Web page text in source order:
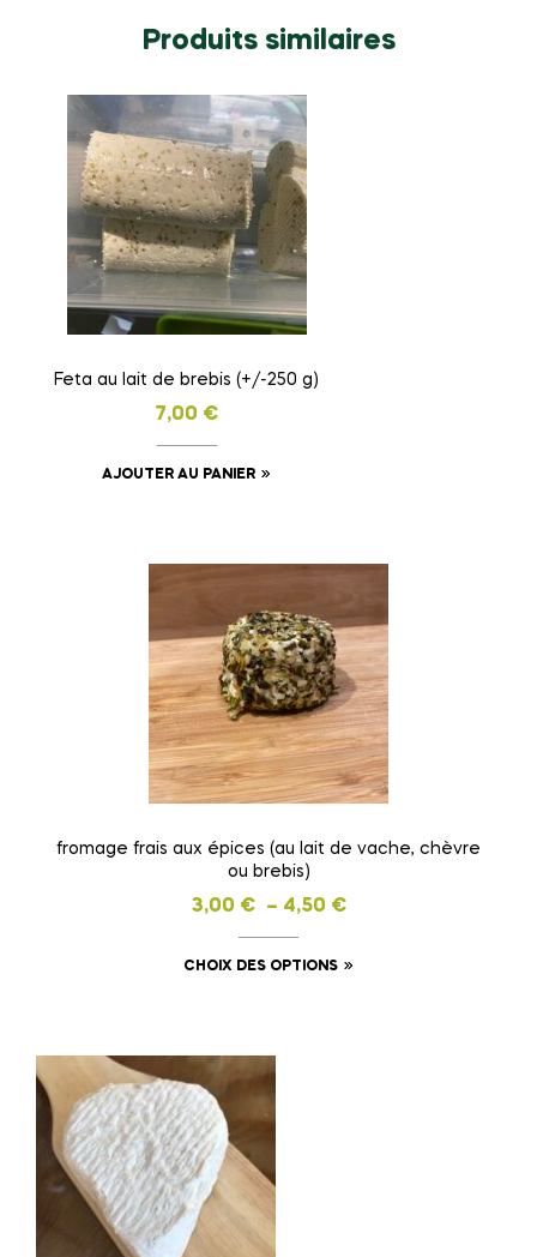
Produits similaires
Feta au lait de brebis (+/-250 g)
7,00 €
AJOUTER AU PANIER
fromage frais aux épices (au lait de vache, chèvre
ou brebis)
3,00 € – 4,50 €
Plage
de
prix :
4,50 €
CHOIX DES OPTIONS